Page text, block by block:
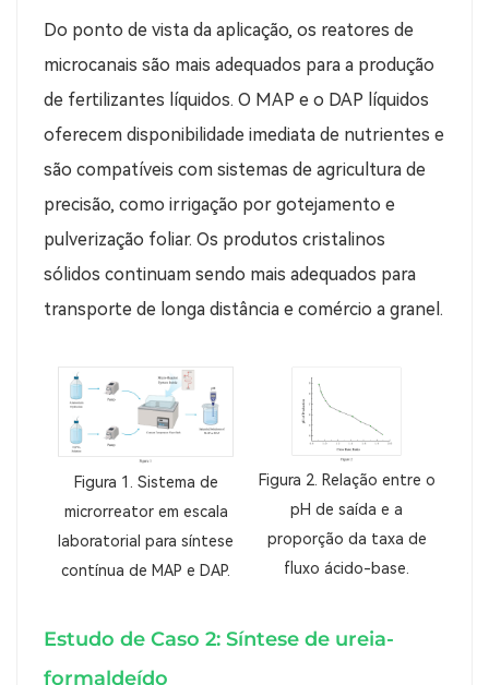
Do ponto de vista da aplicação, os reatores de
microcanais são mais adequados para a produção
de fertilizantes líquidos. O MAP e o DAP líquidos
oferecem disponibilidade imediata de nutrientes e
são compatíveis com sistemas de agricultura de
precisão, como irrigação por gotejamento e
pulverização foliar. Os produtos cristalinos
sólidos continuam sendo mais adequados para
transporte de longa distância e comércio a granel.
Figura 1. Sistema de
microrreator em escala
laboratorial para síntese
contínua de MAP e DAP.
Figura 2. Relação entre o
pH de saída e a
proporção da taxa de
fluxo ácido-base.
Estudo de Caso 2: Síntese de ureia-
formaldeído